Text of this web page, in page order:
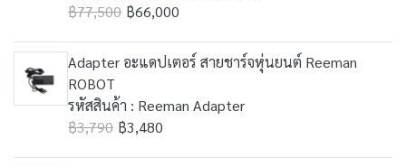
฿77,500 ฿66,000
Adapter อะแดปเตอร์ สายชาร์จหุ่นยนต์ Reeman
ROBOT
รหัสสินค้า : Reeman Adapter
฿3,790 ฿3,480